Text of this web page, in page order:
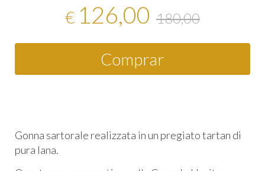
€ 126,00 180,00
Comprar
Gonna sartorale realizzata in un pregiato tartan di
pura lana.